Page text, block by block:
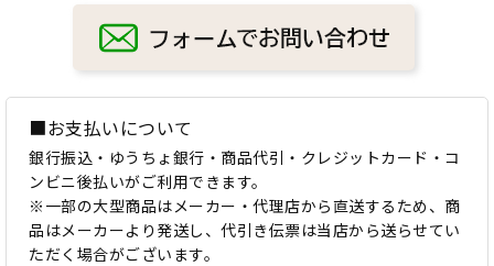
■お支払いについて
銀行振込・ゆうちょ銀行・商品代引・クレジットカード・コ
ンビニ後払いがご利用できます。
※一部の大型商品はメーカー・代理店から直送するため、商
品はメーカーより発送し、代引き伝票は当店から送らせてい
ただく場合がございます。